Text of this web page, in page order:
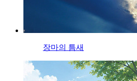
장마의 틈새